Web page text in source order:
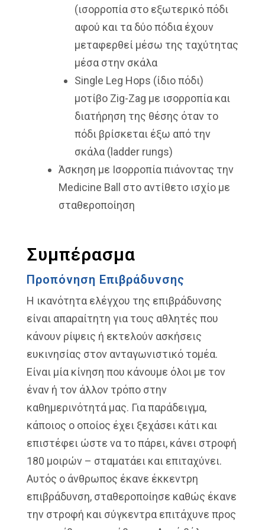
(ισορροπία στο εξωτερικό πόδι
αφού και τα δύο πόδια έχουν
μεταφερθεί μέσω της ταχύτητας
μέσα στην σκάλα
Single Leg Hops (ίδιο πόδι)
μοτίβο Zig-Zag με ισορροπία και
διατήρηση της θέσης όταν το
πόδι βρίσκεται έξω από την
σκάλα (ladder rungs)
Άσκηση με Ισορροπία πιάνοντας την
Medicine Ball στο αντίθετο ισχίο με
σταθεροποίηση
Συμπέρασμα
Προπόνηση Επιβράδυνσης
Η ικανότητα ελέγχου της επιβράδυνσης
είναι απαραίτητη για τους αθλητές που
κάνουν ρίψεις ή εκτελούν ασκήσεις
ευκινησίας στον ανταγωνιστικό τομέα.
Είναι μία κίνηση που κάνουμε όλοι με τον
έναν ή τον άλλον τρόπο στην
καθημερινότητά μας. Για παράδειγμα,
κάποιος ο οποίος έχει ξεχάσει κάτι και
επιστέφει ώστε να το πάρει, κάνει στροφή
180 μοιρών – σταματάει και επιταχύνει.
Αυτός ο άνθρωπος έκανε έκκεντρη
επιβράδυνση, σταθεροποίησε καθώς έκανε
την στροφή και σύγκεντρα επιτάχυνε προς